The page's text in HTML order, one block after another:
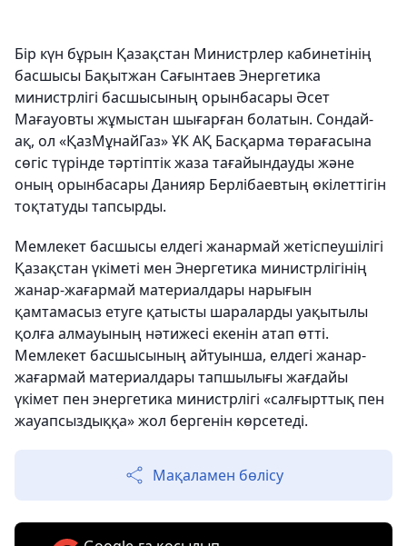
Бір күн бұрын Қазақстан Министрлер кабинетінің
басшысы Бақытжан Сағынтаев Энергетика
министрлігі басшысының орынбасары Әсет
Мағауовты жұмыстан шығарған болатын. Сондай-
ақ, ол «ҚазМұнайГаз» ҰК АҚ Басқарма төрағасына
сөгіс түрінде тәртіптік жаза тағайындауды және
оның орынбасары Данияр Берлібаевтың өкілеттігін
тоқтатуды тапсырды.
Мемлекет басшысы елдегі жанармай жетіспеушілігі
Қазақстан үкіметі мен Энергетика министрлігінің
жанар-жағармай материалдары нарығын
қамтамасыз етуге қатысты шараларды уақытылы
қолға алмауының нәтижесі екенін атап өтті.
Мемлекет басшысының айтуынша, елдегі жанар-
жағармай материалдары тапшылығы жағдайы
үкімет пен энергетика министрлігі «салғырттық пен
жауапсыздыққа» жол бергенін көрсетеді.
Мақаламен бөлісу